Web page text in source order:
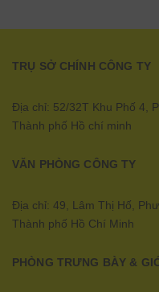
TRỤ SỞ CHÍNH CÔNG TY
Địa chỉ: 52/32T Khu Phố 4,
Thành phố Hồ chí minh
VĂN PHÒNG CÔNG TY
Địa chỉ: 49, Lâm Thị Hố,
Thành phố Hồ Chí Minh
PHÒNG TRƯNG BÀY &